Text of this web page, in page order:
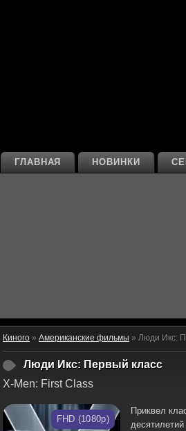
НОВИНКИ
ГЛАВНАЯ
Киного » Американские фильмы » Люди Икс:
Люди Икс: Первый класс
X-Men: First Class
FHD (1080p)
Приквел